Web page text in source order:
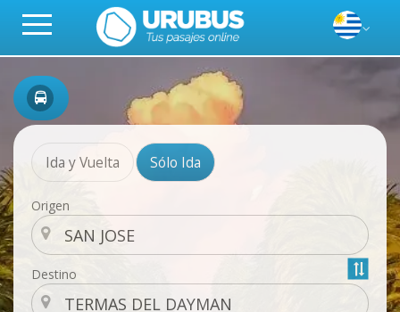
Ida y Vuelta Sólo Ida
Origen
Destino